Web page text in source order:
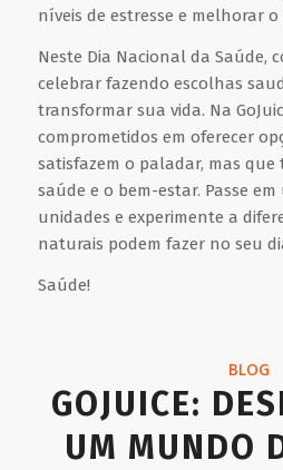
níveis de estresse e melhorar
Neste Dia Nacional da Saúde,
celebrar fazendo escolhas
transformar sua vida. Na
comprometidos em oferecer
satisfazem o paladar, mas que
saúde e o bem-estar. Passe
unidades e experimente a
naturais podem fazer no seu
Saúde!
BLOG
GOJUICE:
UM MUNDO